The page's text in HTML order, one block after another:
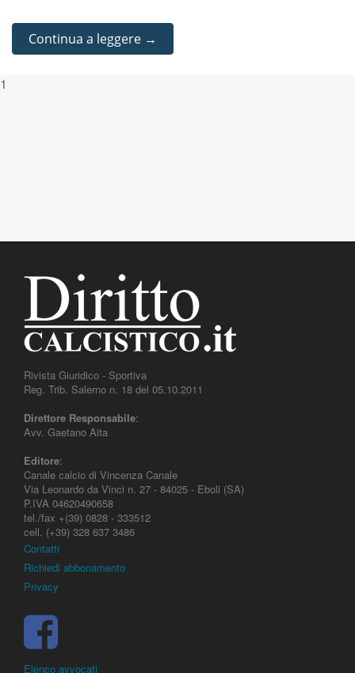
Continua a leggere →
1
Rivista Giuridico - Sportiva
Reg. Trib. Salerno n. 18 del 05.10.2011
Direttore Responsabile:
Avv. Gaetano Aita
Editore:
Canale calcio di Vincenza Canale
Via Leonardo da Vinci n. 27 - 84025 - Eboli (SA)
P.IVA 04620490658
tel./fax +(39) 0828 - 333512
cell. (+39) 328 637 3486
Contatti
Richiedi abbonamento
Privacy
Elenco avvocati